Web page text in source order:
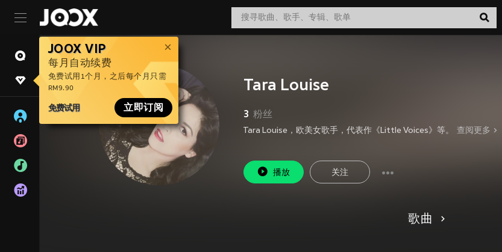
JOOX VIP
每月自动续费
免费试用1个月，之后每个月只需
RM9.90
免费试用 立即订阅
Tara Louise
3 粉丝
Tara Louise，欧美女歌手，代表作《Little Voices》等。 查阅更多
播放 关注
歌曲